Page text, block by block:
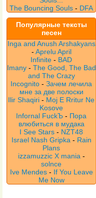
The Bouncing Souls - DFA
Популярные тексты
песен
Inga and Anush Arshakyans
- Aprelu April
Infinite - BAD
Imany - The Good, The Bad
and The Crazy
Incognito -Зачем лечила
мне за две полоски
Ilir Shaqiri - Moj E Rritur Ne
Kosove
Infornal FuckЪ - Пора
влюбиться в мудака
I See Stars - NZT48
Israel Nash Gripka - Rain
Plans
izzamuzzic X mania -
solnce
Ive Mendes - If You Leave
Me Now